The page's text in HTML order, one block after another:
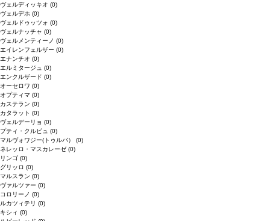
ヴェルディッキオ (0)
ヴェルデホ (0)
ヴェルドゥッツォ (0)
ヴェルナッチャ (0)
ヴェルメンティーノ (0)
エイレンフェルザー (0)
エナンチオ (0)
エルミタージュ (0)
エンクルザード (0)
オーセロワ (0)
オプティマ (0)
カステラン (0)
カタラット (0)
ヴェルデーリョ (0)
プティ・クルビュ (0)
マルヴォワジー(トゥルバ） (0)
ネレッロ・マスカレーゼ (0)
リンゴ (0)
グリッロ (0)
マルスラン (0)
ヴァルツァー (0)
コロリーノ (0)
ルカツィテリ (0)
キシィ (0)